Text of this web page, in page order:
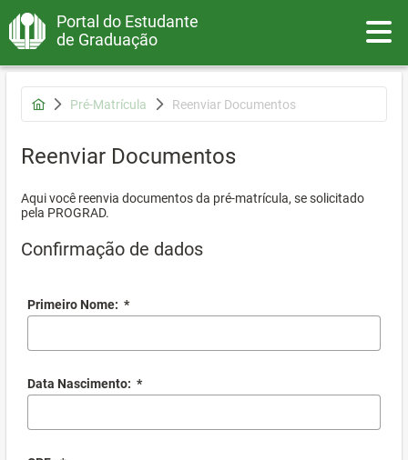
Portal do Estudante
de Graduação
Pré-Matrícula Reenviar Documentos
Reenviar Documentos
Aqui você reenvia documentos da pré-matrícula, se solicitado
pela PROGRAD.
Confirmação de dados
Primeiro Nome: *
Data Nascimento: *